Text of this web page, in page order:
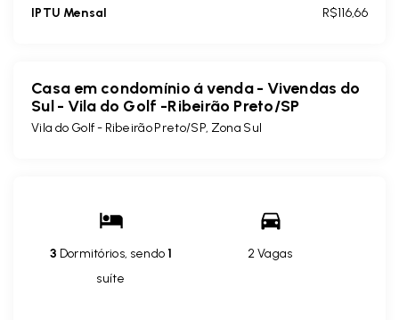
IPTU Mensal
R$116,66
Casa em condomínio á venda - Vivendas do
Sul - Vila do Golf -Ribeirão Preto/SP
Vila do Golf - Ribeirão Preto/SP, Zona Sul
3 Dormitórios, sendo1
suíte
2 Vagas